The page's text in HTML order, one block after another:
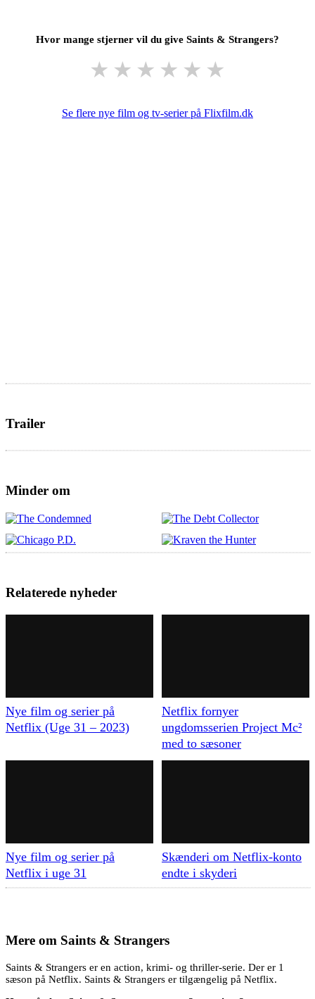
Hvor mange stjerner vil du give Saints & Strangers?
★ ★ ★ ★ ★ ★
Se flere nye film og tv-serier på Flixfilm.dk
Trailer
Minder om
Relaterede nyheder
Nye film og serier på
Netflix (Uge 31 – 2023)
Netflix fornyer
ungdomsserien Project Mc²
med to sæsoner
Nye film og serier på
Netflix i uge 31
Skænderi om Netflix-konto
endte i skyderi
Mere om Saints & Strangers
Saints & Strangers er en action, krimi- og thriller-serie. Der er 1
sæson på Netflix. Saints & Strangers er tilgængelig på Netflix.